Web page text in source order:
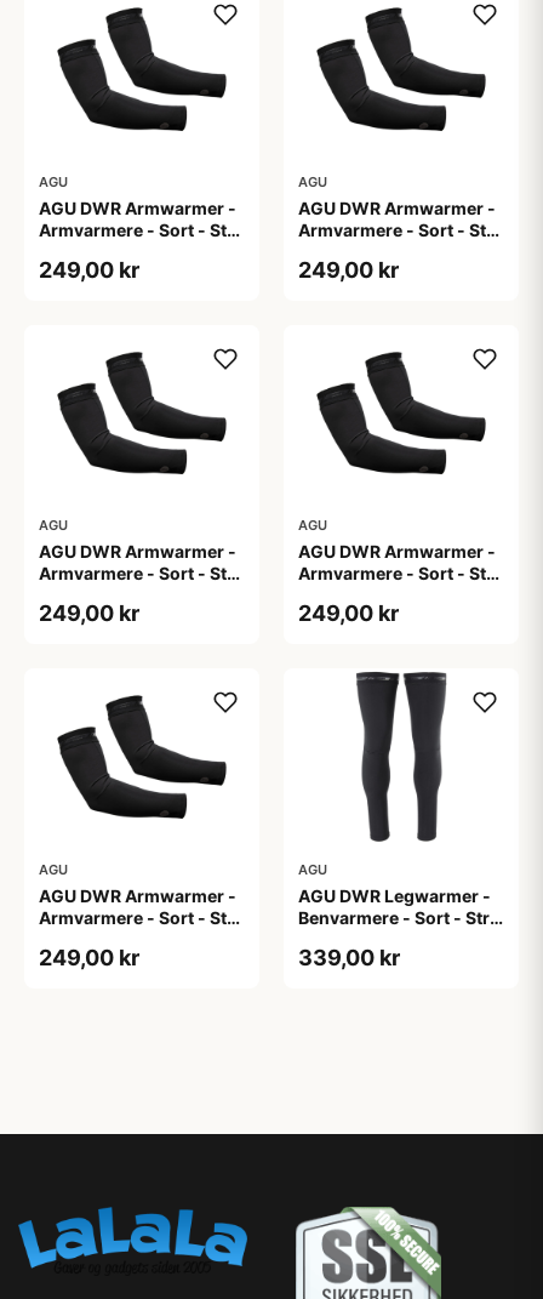
AGU
AGU DWR Armwarmer -
Armvarmere - Sort - Str.
249,00 kr
AGU
AGU DWR Armwarmer -
Armvarmere - Sort - Str.
249,00 kr
AGU
AGU DWR Armwarmer -
Armvarmere - Sort - Str.
249,00 kr
AGU
AGU DWR Armwarmer -
Armvarmere - Sort - Str.
249,00 kr
AGU
AGU DWR Armwarmer -
Armvarmere - Sort - Str.
249,00 kr
AGU
AGU DWR Legwarmer -
Benvarmere - Sort - Str.
339,00 kr